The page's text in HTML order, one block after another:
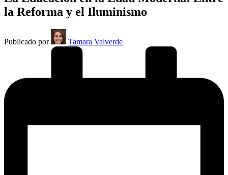
la Reforma y el Iluminismo
Publicado por Tamara Valverde